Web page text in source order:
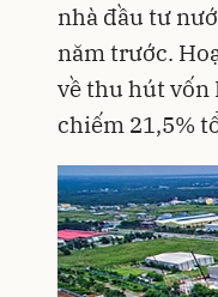
nhà đầu tư
năm trước.
về thu hút vốn
chiếm 21,5%